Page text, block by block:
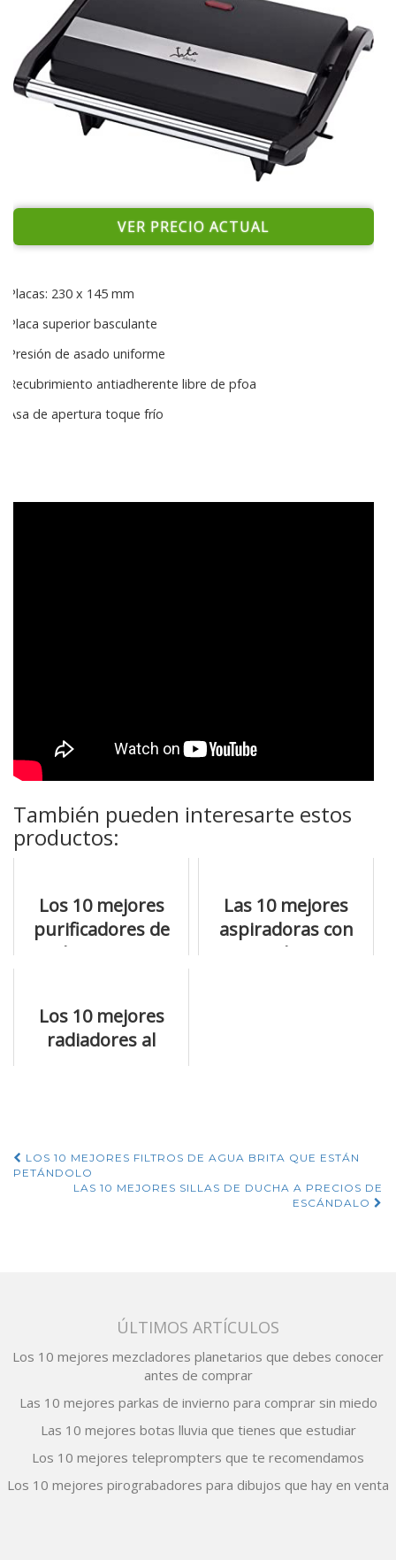
VER PRECIO ACTUAL
Placas: 230 x 145 mm
Placa superior basculante
Presión de asado uniforme
Recubrimiento antiadherente libre de pfoa
Asa de apertura toque frío
También pueden interesarte estos
productos:
Los 10 mejores
purificadores de
aire bionaire para
Las 10 mejores
aspiradoras con
agua a la venta
Los 10 mejores
radiadores al
Navegación
LOS 10 MEJORES FILTROS DE AGUA BRITA QUE ESTÁN
PETÁNDOLO
LAS 10 MEJORES SILLAS DE DUCHA A PRECIOS DE
ESCÁNDALO
ÚLTIMOS ARTÍCULOS
Los 10 mejores mezcladores planetarios que debes conocer
antes de comprar
Las 10 mejores parkas de invierno para comprar sin miedo
Las 10 mejores botas lluvia que tienes que estudiar
Los 10 mejores teleprompters que te recomendamos
Los 10 mejores pirograbadores para dibujos que hay en venta